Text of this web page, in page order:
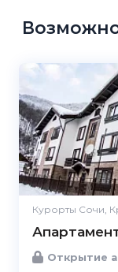
Курорты Сочи,
Открытие